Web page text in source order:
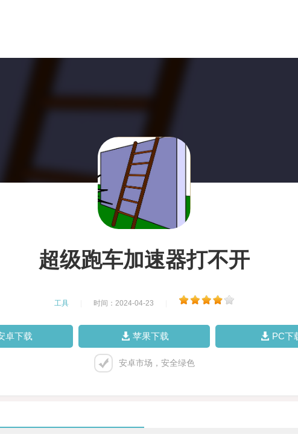
超级跑车加速器打不开
工具 时间：2024-04-23
卓下载 苹果下载 PC下
安卓市场，安全绿色